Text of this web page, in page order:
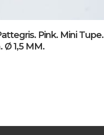
In Den Warenkorb
Pink. Mini Tupe.
Ø 1,5 MM.